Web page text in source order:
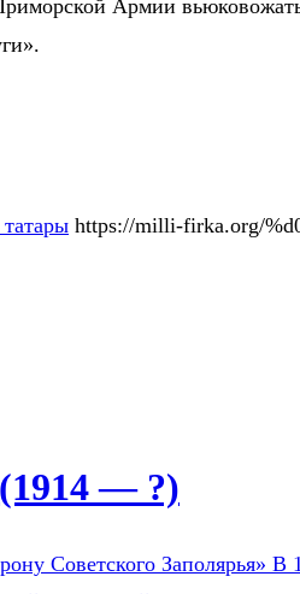
Армии
https://milli-firka.org/
— ?)
Советского Заполярья»